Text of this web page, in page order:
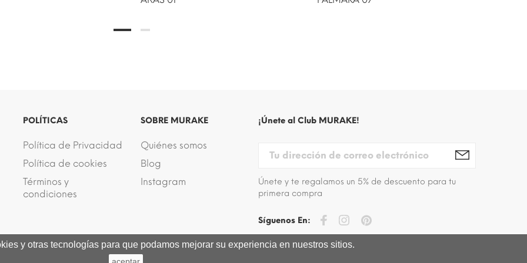
POLÍTICAS
Política de Privacidad
Política de cookies
Términos y
condiciones
SOBRE MURAKE
Quiénes somos
Blog
Instagram
¡Únete al Club MURAKE!
Únete y te regalamos un 5% de descuento para tu
primera compra
Síguenos En:
y otras tecnologías para que podamos mejorar su experiencia en nuestros sitios.